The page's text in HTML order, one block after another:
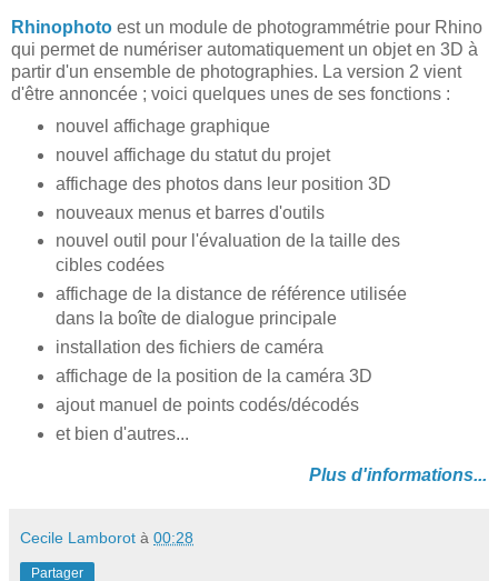
Rhinophoto est un module de photogrammétrie pour Rhino
qui permet de numériser automatiquement un objet en 3D à
partir d'un ensemble de photographies. La version 2 vient
d'être annoncée ; voici quelques unes de ses fonctions :
nouvel affichage graphique
nouvel affichage du statut du projet
affichage des photos dans leur position 3D
nouveaux menus et barres d'outils
nouvel outil pour l'évaluation de la taille des
cibles codées
affichage de la distance de référence utilisée
dans la boîte de dialogue principale
installation des fichiers de caméra
affichage de la position de la caméra 3D
ajout manuel de points codés/décodés
et bien d'autres...
Plus d'informations...
Cecile Lamborot à 00:28
Partager